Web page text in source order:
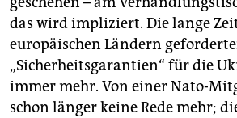
das wird impliziert. Die lange
europäischen Ländern
„Sicherheitsgarantien“ für die
immer mehr. Von einer Nato-
schon länger keine Rede mehr;